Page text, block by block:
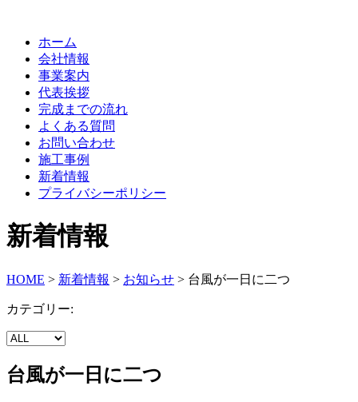
ホーム
会社情報
事業案内
代表挨拶
完成までの流れ
よくある質問
お問い合わせ
施工事例
新着情報
プライバシーポリシー
新着情報
HOME > 新着情報 > お知らせ > 台風が一日に二つ
カテゴリー:
台風が一日に二つ